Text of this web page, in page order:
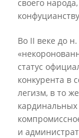
своего
Во II веке до
статус
конкурента в
легизм, в то
и